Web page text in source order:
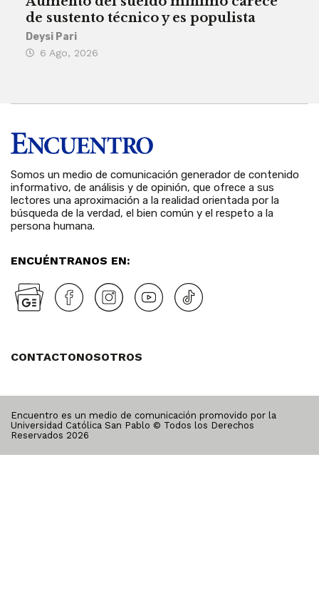
de sustento técnico y es populista
Deysi Pari
6 Ago, 2026
Somos un medio de comunicación generador de contenido
informativo, de análisis y de opinión, que ofrece a sus
lectores una aproximación a la realidad orientada por la
búsqueda de la verdad, el bien común y el respeto a la
persona humana.
ENCUÉNTRANOS EN:
CONTACTONOSOTROS
Encuentro es un medio de comunicación promovido por la
Universidad Católica San Pablo © Todos los Derechos
Reservados 2026